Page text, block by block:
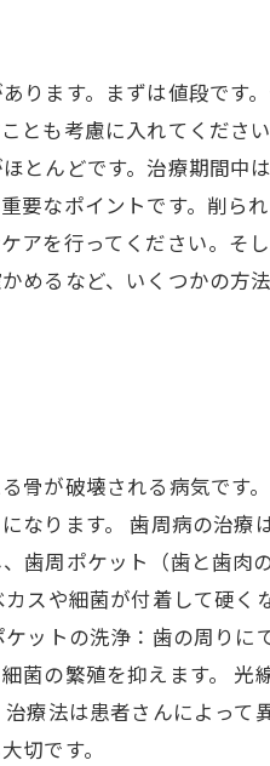
ります。まずは値段で
とも考慮に入れてくだ
とんどです。治療期間
要なポイントです。削
アを行ってください。
めるなど、いくつかの
骨が破壊される病気で
なります。 歯周病の治
歯周ポケット（歯と歯
スや細菌が付着して硬
ットの洗浄：歯の周り
菌の繁殖を抑えます。
療法は患者さんによっ
切です。